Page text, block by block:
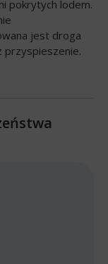
pokrytych lodem.
jest droga
przyspieszenie.